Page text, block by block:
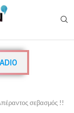
σεβασμός !!